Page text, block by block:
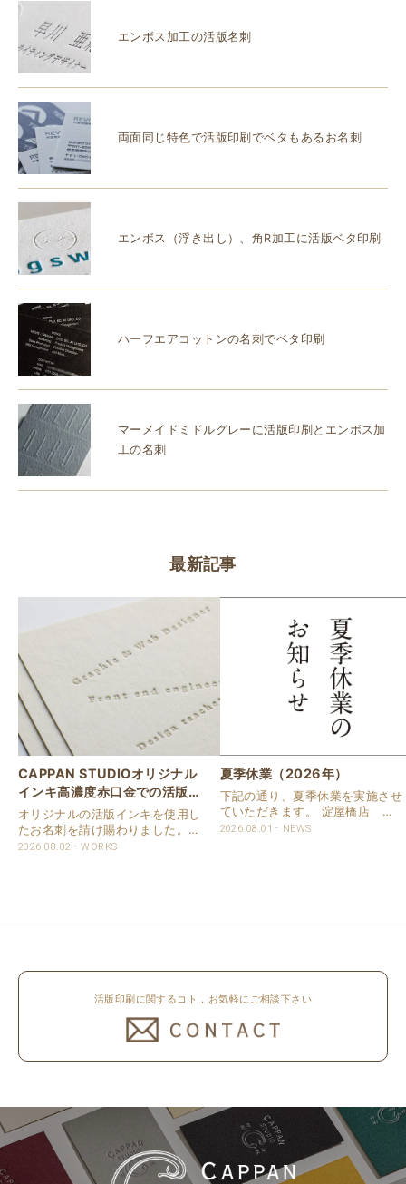
エンボス加工の活版名刺
両面同じ特色で活版印刷でベタもあるお名刺
エンボス（浮き出し）、角R加工に活版ベタ印刷
ハーフエアコットンの名刺でベタ印刷
マーメイドミドルグレーに活版印刷とエンボス加
工の名刺
最新記事
CAPPAN STUDIOオリジナル
インキ高濃度赤口金での活版名
刺
オリジナルの活版インキを使用し
たお名刺を請け賜わりました。
用紙は新バフン紙Nのきぬを使用
2026.08.02 WORKS
夏季休業（2026年）
下記の通り、夏季休業を実施させ
ていただきます。 淀屋橋店 通
常営業いたします。 奈良店 8月
2026.08.01 NEWS
活版印刷に関するコト，お気軽にご相談下さい